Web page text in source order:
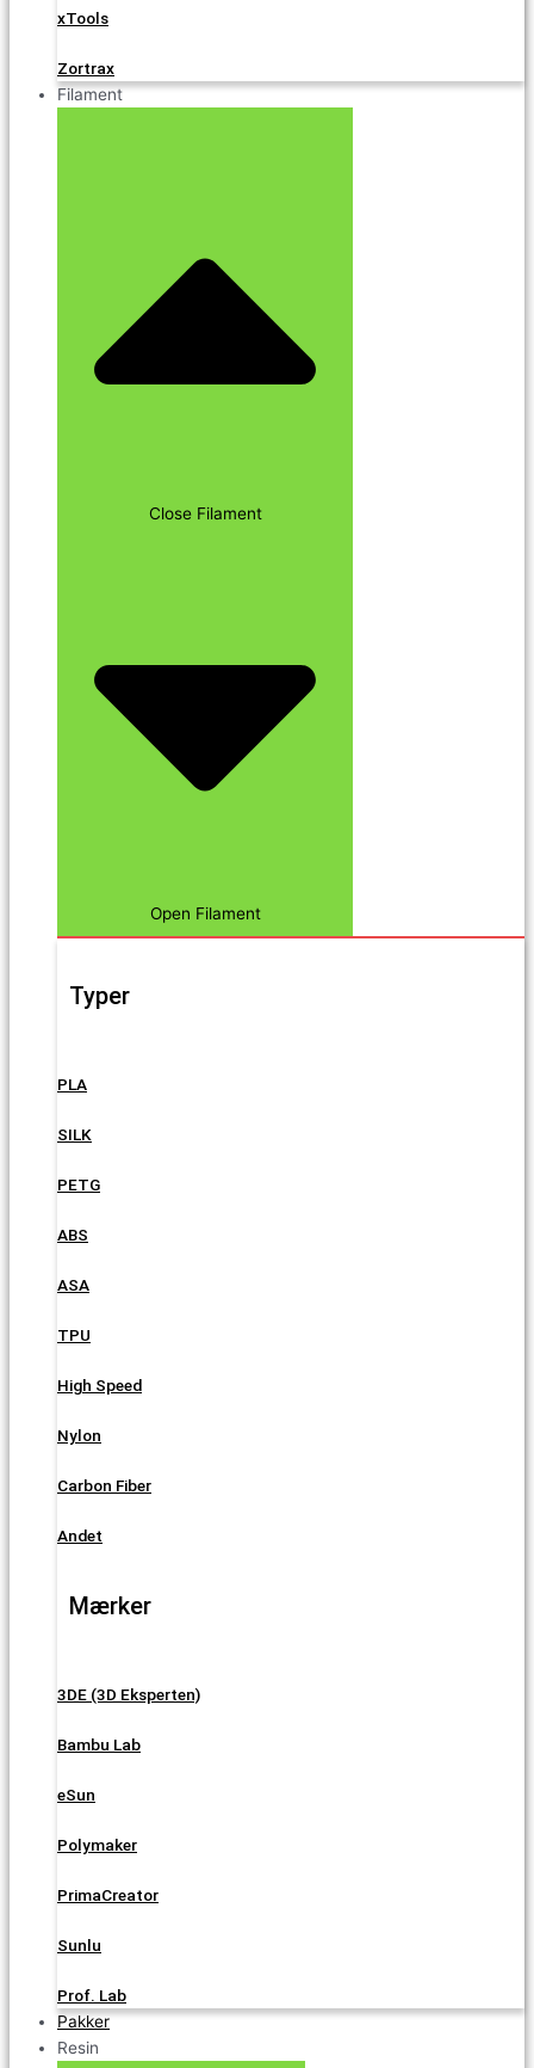
xTools
Zortrax
Filament
Close Filament
Open Filament
Typer
PLA
SILK
PETG
ABS
ASA
TPU
High Speed
Nylon
Carbon Fiber
Andet
Mærker
3DE (3D Eksperten)
Bambu Lab
eSun
Polymaker
PrimaCreator
Sunlu
Prof. Lab
Pakker
Resin